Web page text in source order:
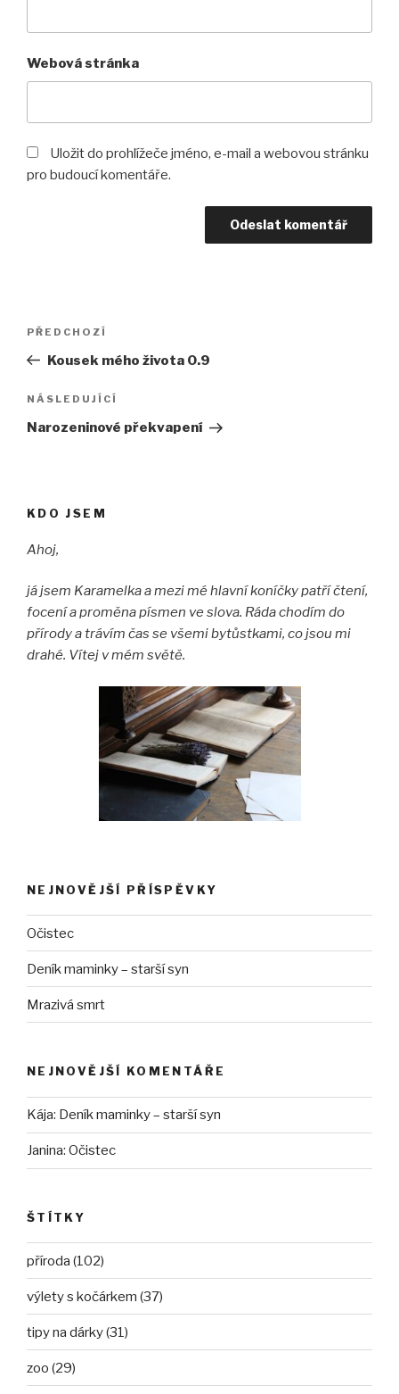
Webová stránka
Uložit do prohlížeče jméno, e-mail a webovou stránku
pro budoucí komentáře.
Navigace
příspěvek
Předchozí
příspěvek
PŘEDCHOZÍ
Kousek mého života 0.9
Následující
příspěvek
NÁSLEDUJÍCÍ
Narozeninové překvapení
KDO JSEM
Ahoj,
já jsem Karamelka a mezi mé hlavní koníčky patří čtení,
focení a proměna písmen ve slova. Ráda chodím do
přírody a trávím čas se všemi bytůstkami, co jsou mi
drahé. Vítej v mém světě.
NEJNOVĚJŠÍ PŘÍSPĚVKY
Očistec
Deník maminky – starší syn
Mrazivá smrt
NEJNOVĚJŠÍ KOMENTÁŘE
Kája: Deník maminky – starší syn
Janina: Očistec
ŠTÍTKY
příroda (102)
výlety s kočárkem (37)
tipy na dárky (31)
zoo (29)